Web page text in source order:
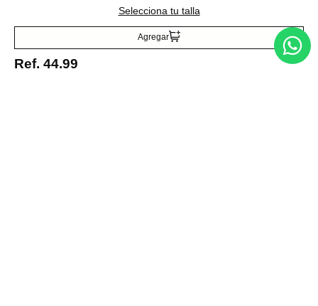
Selecciona tu talla
Agregar
Ref. 44.99
Acepto la política de tratamiento de datos personales Suscribirse
Acerca de nosotros